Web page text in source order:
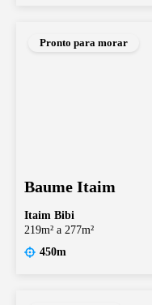
Pronto para morar
Baume Itaim
Itaim Bibi
219m² a 277m²
450m